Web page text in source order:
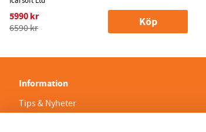
5990 kr
6590 kr Köp
Information
Tips & Nyheter